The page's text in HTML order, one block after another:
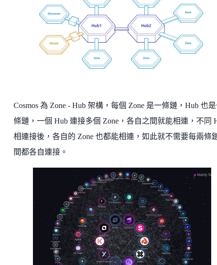
Cosmos 為 Zone - Hub 架構，每個 Zone 是一條鏈，Hub 也
條鏈，一個 Hub 連接多個 Zone，各自之間就能相連，不同
相連接後，各自的 Zone 也都能相連，如此就不需要每兩條
間都各自連接。